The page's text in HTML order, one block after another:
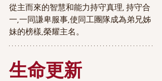
從主而來的智慧和能力持守真理, 持守合
一,一同謙卑服事,使同工團隊成為弟兄姊
妹的榜樣,榮耀主名。
生命更新